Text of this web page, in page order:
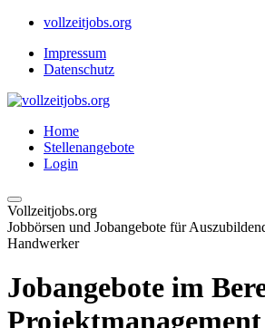
vollzeitjobs.org
Impressum
Datenschutz
Home
Stellenangebote
Login
Vollzeitjobs.org
Jobbörsen und Jobangebote für
Handwerker
Jobangebote im
Projektmanagement